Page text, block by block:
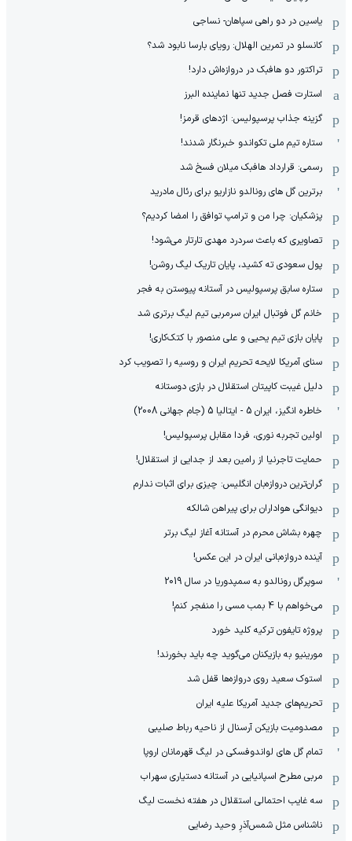
یاسین در دو راهی سپاهان- نساجی
کانسلو در تمرین الهلال: رویای بارسا نابود شد؟
تراکتور دو هافبک در دروازه‌اش دارد!
استارت فصل جدید تنها نماینده البرز
گزینه جذاب پرسپولیس: اژدهای قرمز!
ستاره تیم ملی تکواندو خبرنگار شدند!
رسمی: قرارداد هافبک میلان فسخ شد
برترین گل های رونالدو نازاریو برای رئال مادرید
پزشکیان: چرا من و ترامپ توافق را امضا کردیم؟
تصاویری که باعث سردرد مهدی تارتار می‌شود!
پول سعودی ته کشید، پایان تاریک لیگ روشن!
ستاره سابق پرسپولیس در آستانه پیوستن به فجر
خانم گل فوتبال ایران سرمربی تیم لیگ برتری شد
پایان بازی تیم یحیی و علی منصور با کتک‌کاری!
سنای آمریکا لایحه تحریم ایران و روسیه را تصویب کرد
دلیل غیبت کاپیتان استقلال در بازی دوستانه
خاطره انگیز، ایران 5 - ایتالیا 5 (جام جهانی 2008)
اولین تجربه نوری، فردا مقابل پرسپولیس!
حمایت تاجرنیا از رامین بعد از جدایی از استقلال!
گران‌ترین دروازه‌بان انگلیس: چیزی برای اثبات ندارم
دیوانگی هواداران برای پیراهن شالکه
چهره بشاش محرم در آستانه آغاز لیگ برتر
آینده دروازه‌بانی ایران در این عکس!
سوپرگل رونالدو به سمپدوریا در سال 2019
می‌خواهم با 4 بمب مسی را منفجر کنم!
پروژه تایفون ترکیه کلید خورد
مورینیو به بازیکنان می‌گوید چه باید بخورند!
استوک سعید روی دروازه‌ها قفل شد
تحریم‌های جدید آمریکا علیه ایران
مصدومیت بازیکن آرسنال از ناحیه رباط صلیبی
تمام گل های لواندوفسکی در لیگ قهرمانان اروپا
مربی مطرح اسپانیایی در آستانه دستیاری سهراب
سه غایب احتمالی استقلال در هفته نخست لیگ
ناشناس مثل شمس‌آذرِ وحید رضایی